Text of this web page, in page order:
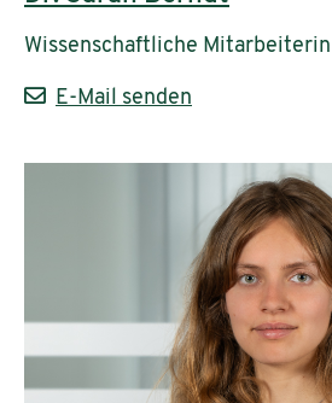
Wissenschaftliche Mitarbeiterin
E-Mail senden